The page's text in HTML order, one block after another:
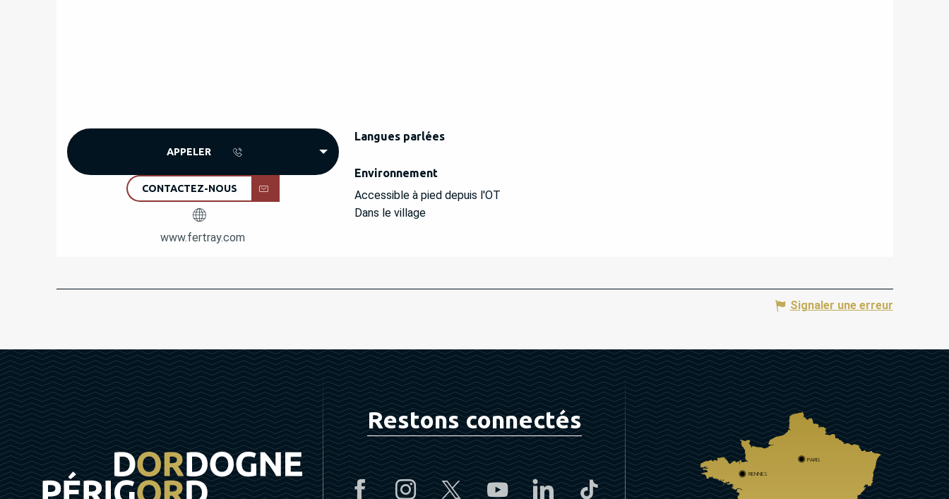
APPELER
CONTACTEZ-NOUS
www.fertray.com
Langues parlées
Langues parlées
Environnement
Environnement
Accessible à pied depuis l'OT
Dans le village
Signaler une erreur
Restons connectés
PARIS
RENNES